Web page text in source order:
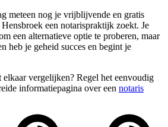
meteen nog je vrijblijvende en gratis
een notarispraktijk zoekt. Je
een alternatieve optie te proberen, maar
heb je geheid succes en begint je
elkaar vergelijken? Regel het eenvoudig
informatiepagina over een notaris